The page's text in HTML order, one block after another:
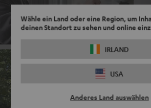
Wähle ein Land oder eine Region, um
deinen Standort zu sehen und online
IRLAND
USA
Anderes Land auswählen
Teams